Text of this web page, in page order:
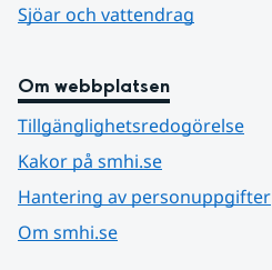
Sjöar och vattendrag
Om webbplatsen
Tillgänglighetsredogörelse
Kakor på smhi.se
Hantering av personuppgifter
Om smhi.se